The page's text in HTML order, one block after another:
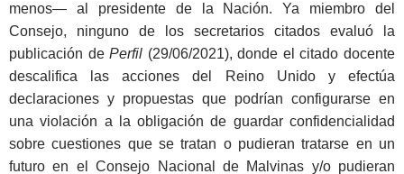
menos— al presidente de la Nación. Ya miembro del
Consejo, ninguno de los secretarios citados evaluó la
publicación dePerfil (29/06/2021), donde el citado docente
descalifica las acciones del Reino Unido y efectúa
declaraciones y propuestas que podrían configurarse en
una violación a la obligación de guardar confidencialidad
sobre cuestiones que se tratan o pudieran tratarse en un
futuro en el Consejo Nacional de Malvinas y/o pudieran